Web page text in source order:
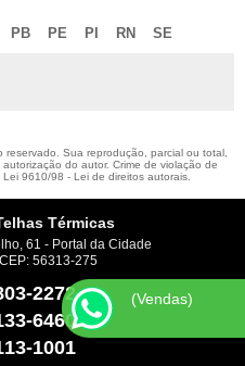
PB PE PI RN SE
Sua reprodução, parcial ou total,
do autor. Crime de violação de
Lei 9610/98 - Lei de direitos autorais
Térmicas
61 - Portal da Cidade
56313-275
2272
6460
1001
(Vendas)